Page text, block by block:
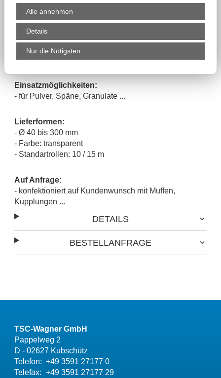
- elektrostatisch ableitfähig bei beiseitiger Erdung der
Spirale
gemäß BGI 739
- stauchbar
- hochflexibel
Einsatzmöglichkeiten:
- für Pulver, Späne, Granulate ...
Lieferformen:
- Ø 40 bis 300 mm
- Farbe: transparent
- Standartrollen: 10 / 15 m
Auf Anfrage:
- konfektioniert auf Kundenwunsch mit Muffen,
Kupplungen ...
DETAILS
BESTELLANFRAGE
TSC-Wagner GmbH
Pappelweg 2
D - 02627 Kubschütz
Telefon: +49 3591 27177 0
Telefax: +49 3591 27177 29
Alle annehmen
Details
Nur die Nötigsten